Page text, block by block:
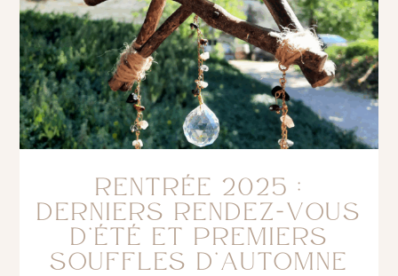
RENTRÉE 2025 :
DERNIERS RENDEZ-VOUS
D’ÉTÉ ET PREMIERS
SOUFFLES D’AUTOMNE